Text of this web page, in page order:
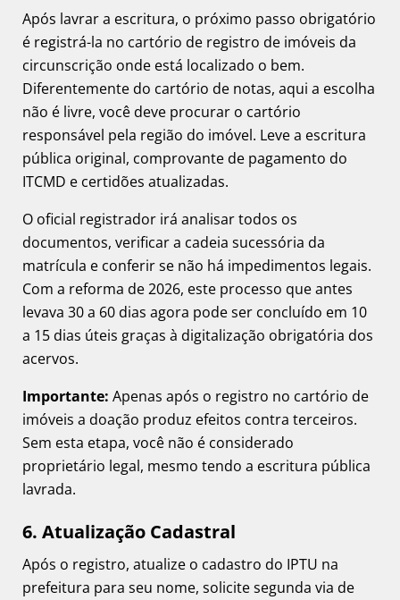
Após lavrar a escritura, o próximo passo obrigatório
é registrá-la no cartório de registro de imóveis da
circunscrição onde está localizado o bem.
Diferentemente do cartório de notas, aqui a escolha
não é livre, você deve procurar o cartório
responsável pela região do imóvel. Leve a escritura
pública original, comprovante de pagamento do
ITCMD e certidões atualizadas.
O oficial registrador irá analisar todos os
documentos, verificar a cadeia sucessória da
matrícula e conferir se não há impedimentos legais.
Com a reforma de 2026, este processo que antes
levava 30 a 60 dias agora pode ser concluído em 10
a 15 dias úteis graças à digitalização obrigatória dos
acervos.
Importante: Apenas após o registro no cartório de
imóveis a doação produz efeitos contra terceiros.
Sem esta etapa, você não é considerado
proprietário legal, mesmo tendo a escritura pública
lavrada.
6. Atualização Cadastral
Após o registro, atualize o cadastro do IPTU na
prefeitura para seu nome, solicite segunda via de